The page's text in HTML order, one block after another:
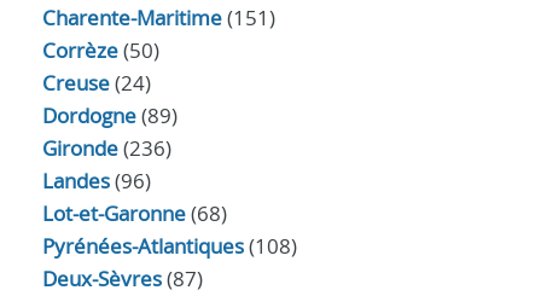
Charente-Maritime(151)
Corrèze(50)
Creuse(24)
Dordogne(89)
Gironde(236)
Landes(96)
Lot-et-Garonne(68)
Pyrénées-Atlantiques(108)
Deux-Sèvres(87)